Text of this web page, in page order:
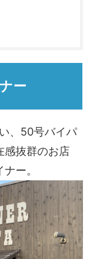
ー
、50号バイパ
感抜群のお店
ー。